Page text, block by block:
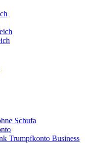
Schufa
Trumpfkonto Business